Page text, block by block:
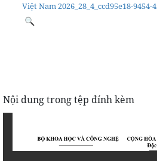
Việt Nam 2026_28_4_ccd95e18-
Nội dung trong tệp đính kèm